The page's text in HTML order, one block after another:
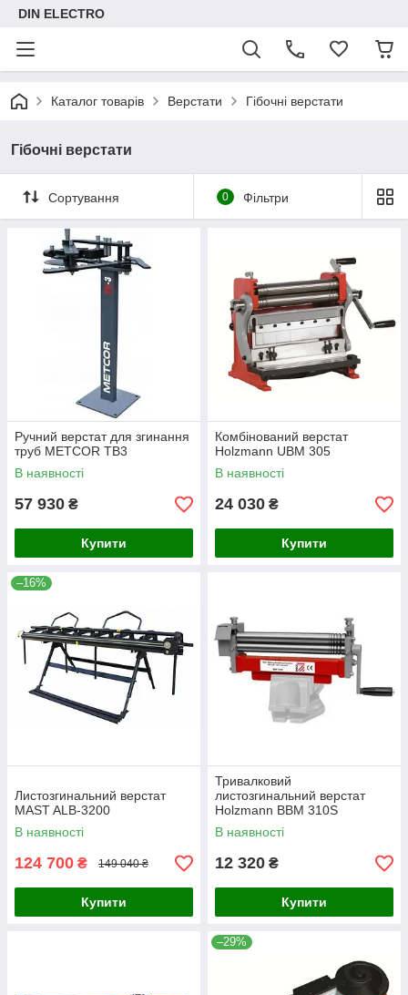
DIN ELECTRO
Каталог товарів Верстати Гібочні верстати
Гібочні верстати
Сортування 0 Фільтри
Ручний верстат для згинання
труб METCOR TB3
В наявності
57 930 ₴
Купити
Комбінований верстат
Holzmann UBM 305
В наявності
24 030 ₴
Купити
–16%
Листозгинальний верстат
MAST ALB-3200
В наявності
124 700 ₴ 149 040 ₴
Купити
Тривалковий
листозгинальний верстат
Holzmann BBM 310S
В наявності
12 320 ₴
Купити
–29%